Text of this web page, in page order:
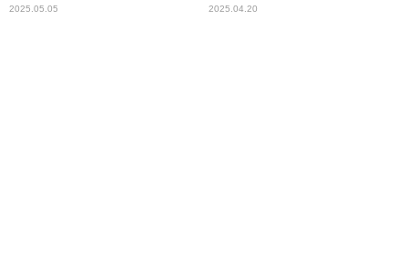
Dream パラアスリート』
2025.05.05
Cozy up！激論！有楽町サミッ
2025.04.20